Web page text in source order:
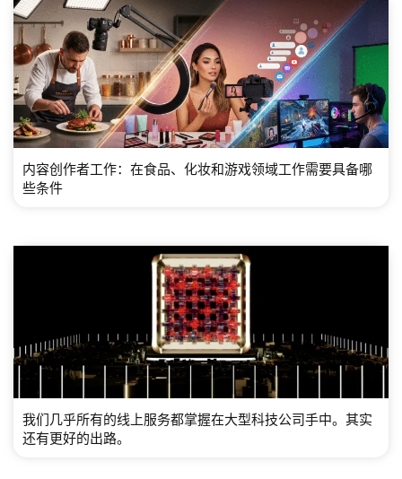
内容创作者工作：在食品、化妆和游戏领域工作需要具备哪
些条件
我们几乎所有的线上服务都掌握在大型科技公司手中。其实
还有更好的出路。